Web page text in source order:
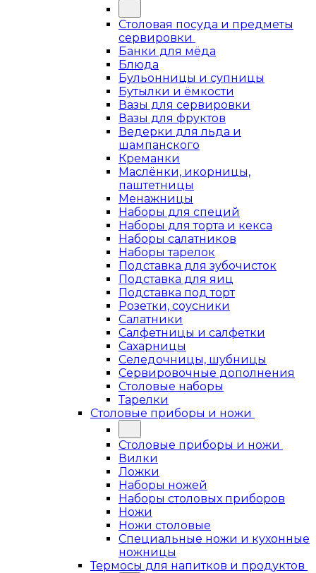
Столовая посуда и предметы
сервировки
Банки для мёда
Блюда
Бульонницы и супницы
Бутылки и ёмкости
Вазы для сервировки
Вазы для фруктов
Ведерки для льда и
шампанского
Креманки
Маслёнки, икорницы,
паштетницы
Менажницы
Наборы для специй
Наборы для торта и кекса
Наборы салатников
Наборы тарелок
Подставка для зубочисток
Подставка для яиц
Подставка под торт
Розетки, соусники
Салатники
Салфетницы и салфетки
Сахарницы
Селедочницы, шубницы
Сервировочные дополнения
Столовые наборы
Тарелки
Столовые приборы и ножи
Столовые приборы и ножи
Вилки
Ложки
Наборы ножей
Наборы столовых приборов
Ножи
Ножи столовые
Специальные ножи и кухонные
ножницы
Термосы для напитков и продуктов